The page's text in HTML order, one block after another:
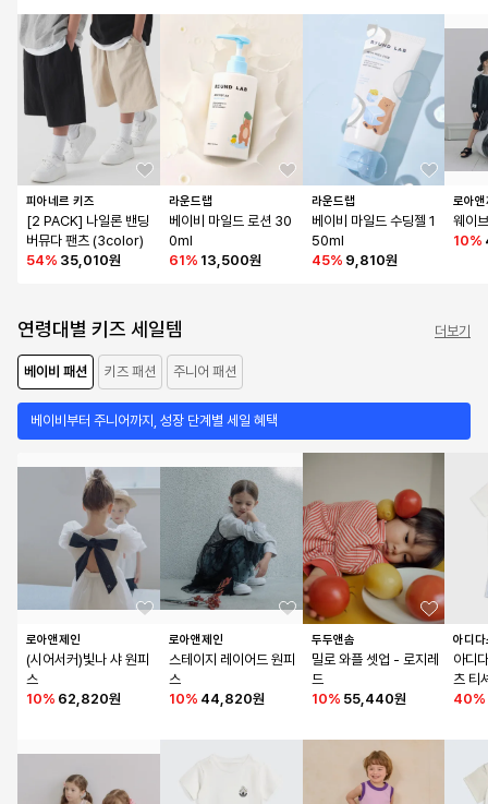
피아네르 키즈
[2 PACK] 나일론 밴딩
버뮤다 팬츠 (3color)
54% 35,010원
라운드랩
베이비 마일드 로션 30
0ml
61% 13,500원
라운드랩
베이비 마일드 수딩젤 1
50ml
45% 9,810원
로아
웨이
10%
연령대별 키즈 세일템 더보기
베이비 패션 키즈 패션 주니어 패션
베이비부터 주니어까지, 성장 단계별 세일 혜택
로아앤제인
(시어서커)빛나 샤 원피
스
10% 62,820원
로아앤제인
스테이지 레이어드 원피
스
10% 44,820원
두두앤솜
밀로 와플 셋업 - 로지레
드
10% 55,440원
아디
아디
츠 티
- 화
40%